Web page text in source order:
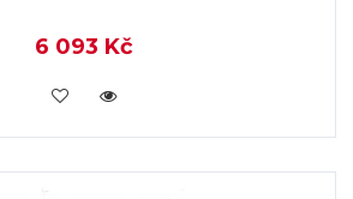
6 093 Kč
KOUPIT